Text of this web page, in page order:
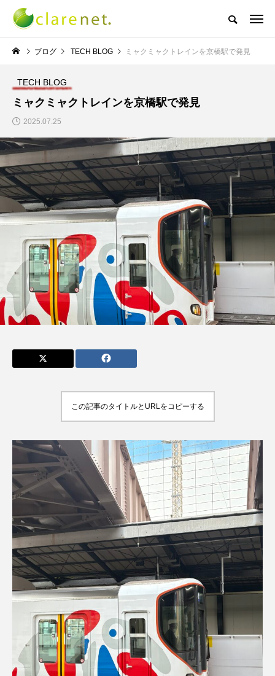
株式会社クレアネットの代表取締役ブログ
NEW POST
TECH BLOG
エレベーター広告とか
言うのか何なのか
admin
2026.04.10
W杯の優勝を目指す日
本代表と目標設定
2026.07.17
ブログ TECH BLOG ミャクミャクトレインを京橋駅で発見
TECH BLOG
ミャクミャクトレインを京橋駅で発見
2025.07.25
この記事のタイトルとURLをコピーする